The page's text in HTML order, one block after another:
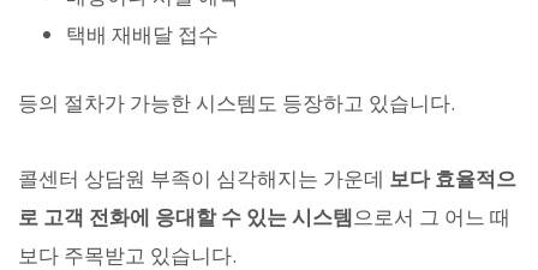
택배 재배달 접수
등의 절차가 가능한 시스템도 등장하고 있습니다.
콜센터 상담원 부족이 심각해지는 가운데 보다 효율적으
로 고객 전화에 응대할 수 있는 시스템으로서 그 어느 때
보다 주목받고 있습니다.